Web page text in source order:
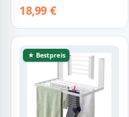
18,99 €
★ Bestpreis